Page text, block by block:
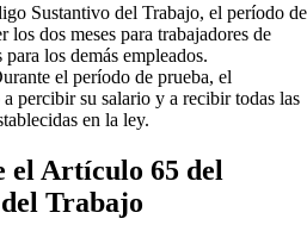
Sustantivo del Trabajo, el período de
los dos meses para trabajadores de
los demás empleados.
el período de prueba, el
percibir su salario y a recibir todas las
en la ley.
el Artículo 65 del
Trabajo